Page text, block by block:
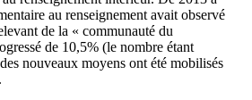
au renseignement avait observé
de la « communauté du
de 10,5% (le nombre étant
nouveaux moyens ont été mobilisés